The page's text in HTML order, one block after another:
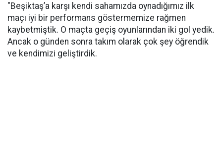
"Beşiktaş’a karşı kendi sahamızda oynadığımız ilk
maçı iyi bir performans göstermemize rağmen
kaybetmiştik. O maçta geçiş oyunlarından iki gol yedik.
Ancak o günden sonra takım olarak çok şey öğrendik
ve kendimizi geliştirdik.